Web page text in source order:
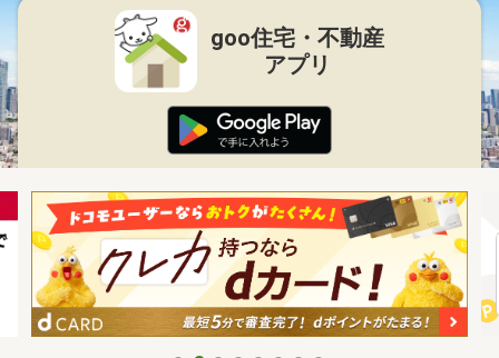
goo住宅・不動産
アプリ